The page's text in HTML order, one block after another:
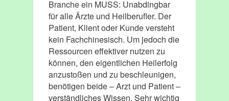
Branche ein MUSS: Unabdingbar
für alle Ärzte und Heilberufler. Der
Patient, Klient oder Kunde versteht
kein Fachchinesisch. Um jedoch die
Ressourcen effektiver nutzen zu
können, den eigentlichen Heilerfolg
anzustoßen und zu beschleunigen,
benötigen beide – Arzt und Patient –
verständliches Wissen. Sehr wichtig